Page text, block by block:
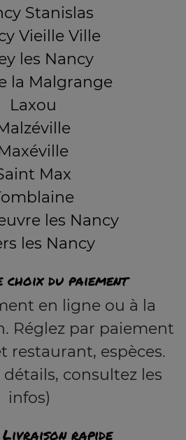
Stanislas
Vieille Ville
les Nancy
la Malgrange
Laxou
Max
les Nancy
les Nancy
choix du paiement
en ligne ou à la
Réglez par paiement
restaurant, espèces.
consultez les
infos)
Livraison rapide